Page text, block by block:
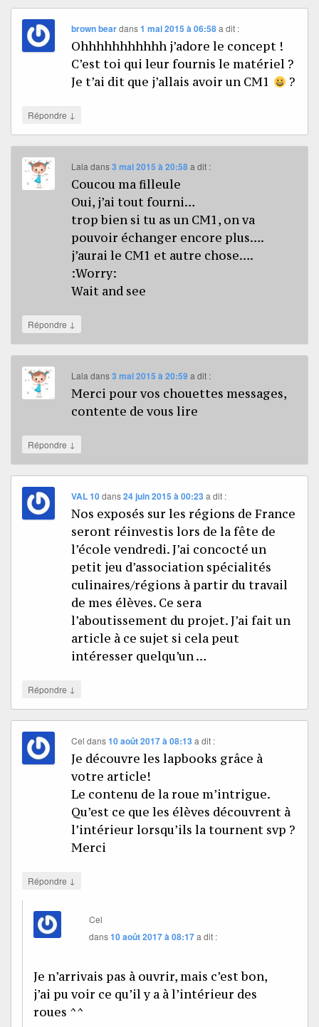
brown beardans1 mai 2015 à 06:58 a dit :
Ohhhhhhhhhhh j’adore le concept !
C’est toi qui leur fournis le matériel ?
Je t’ai dit que j’allais avoir un CM1
?
Répondre ↓
Lala dans3 mai 2015 à 20:58 a dit :
Coucou ma filleule
Oui, j’ai tout fourni…
trop bien si tu as un CM1, on va
pouvoir échanger encore plus….
j’aurai le CM1 et autre chose….
:Worry:
Wait and see
Répondre ↓
Lala dans3 mai 2015 à 20:59 a dit :
Merci pour vos chouettes messages,
contente de vous lire
Répondre ↓
VAL 10dans24 juin 2015 à 00:23 a dit :
Nos exposés sur les régions de France
seront réinvestis lors de la fête de
l’école vendredi. J’ai concocté un
petit jeu d’association spécialités
culinaires/régions à partir du travail
de mes élèves. Ce sera
l’aboutissement du projet. J’ai fait un
article à ce sujet si cela peut
intéresser quelqu’un …
Répondre ↓
Cel dans10 août 2017 à 08:13 a dit :
Je découvre les lapbooks grâce à
votre article!
Le contenu de la roue m’intrigue.
Qu’est ce que les élèves découvrent à
l’intérieur lorsqu’ils la tournent svp ?
Merci
Répondre ↓
Cel
dans10 août 2017 à 08:17a dit :
Je n’arrivais pas à ouvrir, mais c’est bon,
j’ai pu voir ce qu’il y a à l’intérieur des
roues ^^